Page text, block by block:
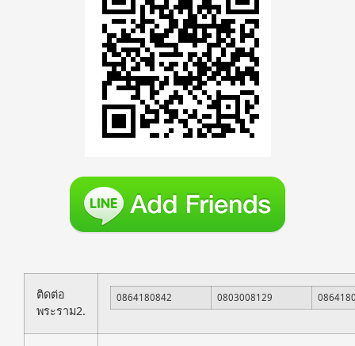
ติดต่อ
พระราม2.
0864180842 0803008129